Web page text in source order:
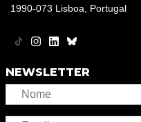
1990-073 Lisboa, Portugal
NEWSLETTER